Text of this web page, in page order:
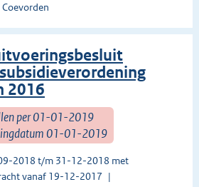
2016
per 01-01-2019
01-01-2019
2018 t/m 31-12-2018 met
vanaf 19-12-2017